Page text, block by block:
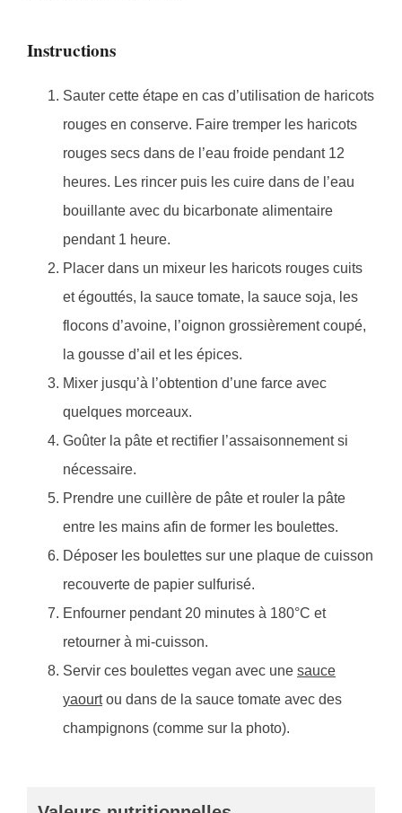
Instructions
Sauter cette étape en cas d’utilisation de haricots
rouges en conserve. Faire tremper les haricots
rouges secs dans de l’eau froide pendant 12
heures. Les rincer puis les cuire dans de l’eau
bouillante avec du bicarbonate alimentaire
pendant 1 heure.
Placer dans un mixeur les haricots rouges cuits
et égouttés, la sauce tomate, la sauce soja, les
flocons d’avoine, l’oignon grossièrement coupé,
la gousse d’ail et les épices.
Mixer jusqu’à l’obtention d’une farce avec
quelques morceaux.
Goûter la pâte et rectifier l’assaisonnement si
nécessaire.
Prendre une cuillère de pâte et rouler la pâte
entre les mains afin de former les boulettes.
Déposer les boulettes sur une plaque de cuisson
recouverte de papier sulfurisé.
Enfourner pendant 20 minutes à 180°C et
retourner à mi-cuisson.
Servir ces boulettes vegan avec une sauce
yaourtou dans de la sauce tomate avec des
champignons (comme sur la photo).